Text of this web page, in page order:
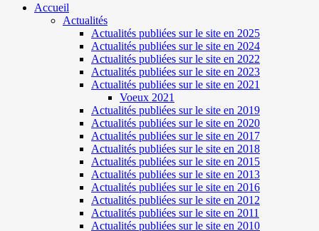
Accueil
Actualités
Actualités publiées sur le site en 2025
Actualités publiées sur le site en 2024
Actualités publiées sur le site en 2022
Actualités publiées sur le site en 2023
Actualités publiées sur le site en 2021
Voeux 2021
Actualités publiées sur le site en 2019
Actualités publiées sur le site en 2020
Actualités publiées sur le site en 2017
Actualités publiées sur le site en 2018
Actualités publiées sur le site en 2015
Actualités publiées sur le site en 2013
Actualités publiées sur le site en 2016
Actualités publiées sur le site en 2012
Actualités publiées sur le site en 2011
Actualités publiées sur le site en 2010